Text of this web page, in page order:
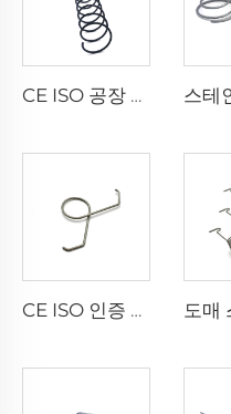
CE ISO 공장 탄소강 스프링 코일 압축 스프링
CE ISO 인증 공장 와이어 성형 스테인리스 스틸 더블 토션 스프링 클립